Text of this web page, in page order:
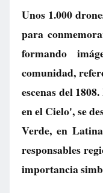
Unos 1.000
para
formando
comunidad,
escenas del
en el Cielo', se
Verde, en
responsables
importancia